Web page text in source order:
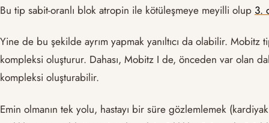
Bu tip sabit-oranlı blok atropin ile kötüleşmeye meyilli olup 3.
Yine de bu şekilde ayrım yapmak yanıltıcı da olabilir.
kompleksi oluşturur. Dahası, Mobitz I de, önceden var olan
kompleksi oluşturabilir.
Emin olmanın tek yolu, hastayı bir süre gözlemlemek